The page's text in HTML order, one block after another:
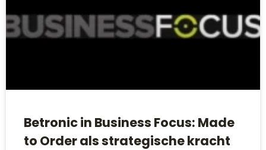
Betronic in Business Focus: Made
to Order als strategische kracht